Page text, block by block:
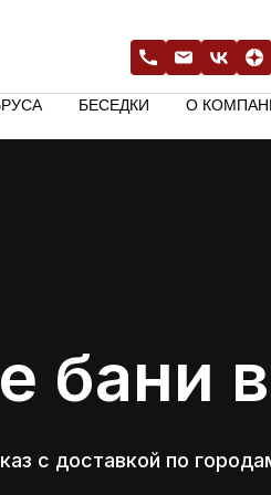
БЕСЕДКИ О
бани
с доставкой по